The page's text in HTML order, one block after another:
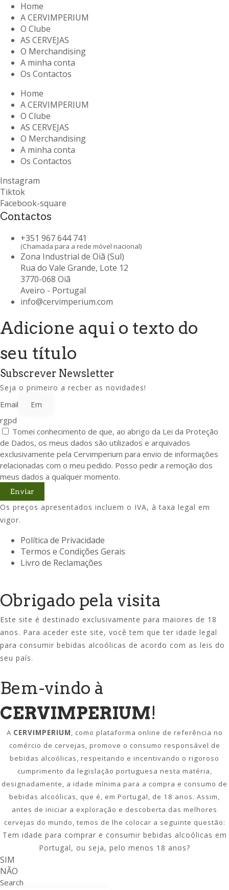
Home
A CERVIMPERIUM
O Clube
AS CERVEJAS
O Merchandising
A minha conta
Os Contactos
Home
A CERVIMPERIUM
O Clube
AS CERVEJAS
O Merchandising
A minha conta
Os Contactos
Instagram
Tiktok
Facebook-square
Contactos
+351 967 644 741
(Chamada para a rede móvel nacional)
Zona Industrial de Oiã (Sul)
Rua do Vale Grande, Lote 12
3770-068 Oiã
Aveiro - Portugal
info@cervimperium.com
Adicione aqui o texto do
seu título
Subscrever Newsletter
Seja o primeiro a recber as novidades!
Email
rgpd
Tomei conhecimento de que, ao abrigo da Lei da Proteção
de Dados, os meus dados são utilizados e arquivados
exclusivamente pela Cervimperium para envio de informações
relacionadas com o meu pedido. Posso pedir a remoção dos
meus dados a qualquer momento.
Enviar
Os preços apresentados incluem o IVA, à taxa legal em
vigor.
Política de Privacidade
Termos e Condições Gerais
Livro de Reclamações
Obrigado pela visita
Este site é destinado exclusivamente para maiores de 18
anos. Para aceder este site, você tem que ter idade legal
para consumir bebidas alcoólicas de acordo com as leis do
seu país.
Bem-vindo à
CERVIMPERIUM!
A CERVIMPERIUM, como plataforma online de referência no
comércio de cervejas, promove o consumo responsável de
bebidas alcoólicas, respeitando e incentivando o rigoroso
cumprimento da legislação portuguesa nesta matéria,
designadamente, a idade mínima para a compra e consumo de
bebidas alcoólicas, que é, em Portugal, de 18 anos. Assim,
antes de iniciar a exploração e descoberta das melhores
cervejas do mundo, temos de lhe colocar a seguinte questão:
Tem idade para comprar e consumir bebidas alcoólicas em
Portugal, ou seja, pelo menos 18 anos?
SIM
NÃO
Search